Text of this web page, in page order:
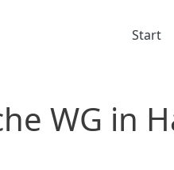
Start
WG in